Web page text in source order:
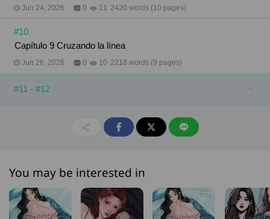
Jun 24, 2026 0 11 2420 words (10 pages)
#10
Capítulo 9 Cruzando la línea
Jun 26, 2026 0 10 2218 words (9 pages)
#11 - #12
You may be interested in